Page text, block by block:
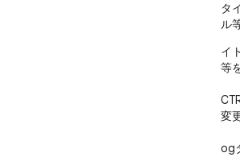
タ
ル
イ
等
変
og